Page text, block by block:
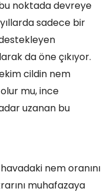
noktada devreye
sadece bir
da öne çıkıyor.
cildin nem
mu, ince
uzanan bu
nem oranını
muhafazaya